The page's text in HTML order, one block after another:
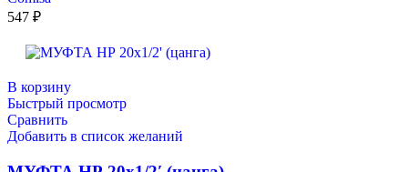
547 ₽
В корзину
Быстрый просмотр
Сравнить
Добавить в список желаний